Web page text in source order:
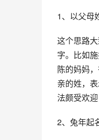
1、以父母
这个思路
字。比如
陈的妈妈
亲的姓，
法颇受欢
2、兔年起